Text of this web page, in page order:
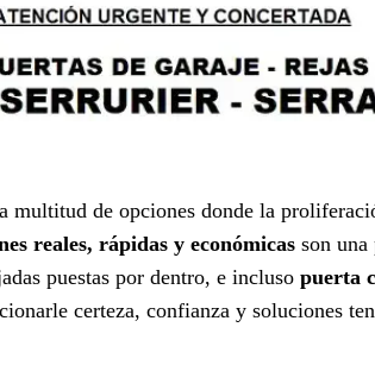
multitud de opciones donde la
reales, rápidas y económicas son una
puestas por dentro, e incluso puerta
certeza, confianza y soluciones